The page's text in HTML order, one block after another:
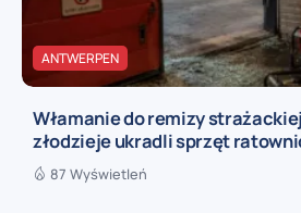
ANTWERPEN
Włamanie do remizy
złodzieje ukradli sprzęt
87 Wyświetleń